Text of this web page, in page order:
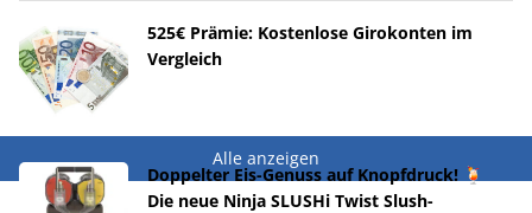
525€ Prämie: Kostenlose Girokonten im
Vergleich
Alle anzeigen
Doppelter Eis-Genuss auf Knopfdruck! 🍹
Die neue Ninja SLUSHi Twist Slush-